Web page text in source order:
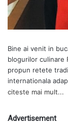
Bine ai venit in
blogurilor culinare
propun retete
internationala
citeste mai mult...
Advertisement